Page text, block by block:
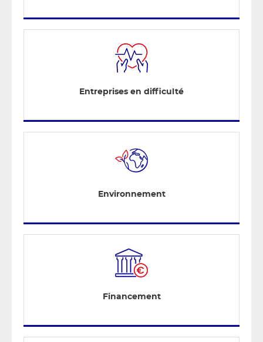
Entreprises en difficulté
Environnement
Financement